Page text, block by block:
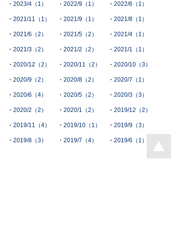
2023/4（1） 2022/9（1） 2022/6（1）
2021/11（1） 2021/9（1） 2021/8（1）
2021/6（2） 2021/5（2） 2021/4（1）
2021/3（2） 2021/2（2） 2021/1（1）
2020/12（2） 2020/11（2） 2020/10（3）
2020/9（2） 2020/8（2） 2020/7（1）
2020/6（4） 2020/5（2） 2020/3（3）
2020/2（2） 2020/1（2） 2019/12（2）
2019/11（4） 2019/10（1） 2019/9（3）
2019/8（3） 2019/7（4） 2019/6（1）